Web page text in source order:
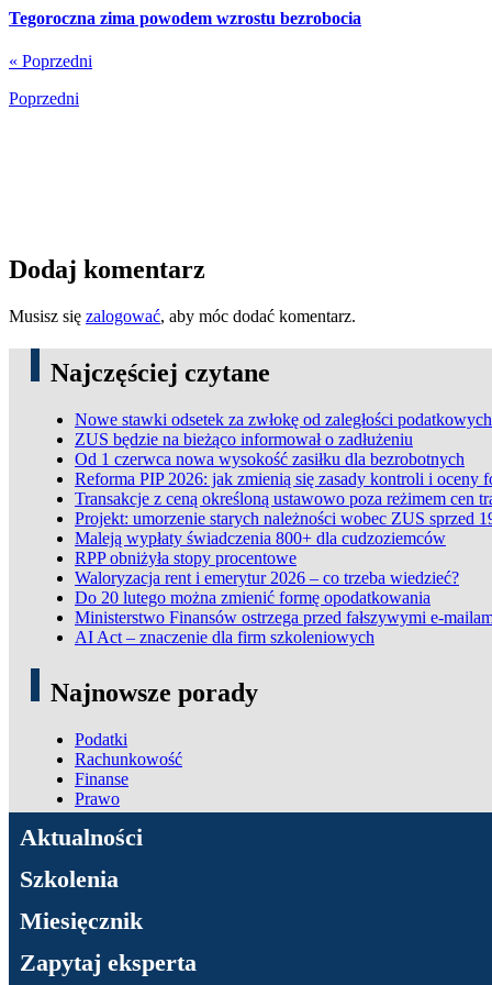
Tegoroczna zima powodem wzrostu bezrobocia
« Poprzedni
Poprzedni
Dodaj komentarz
Musisz się zalogować, aby móc dodać komentarz.
Najczęściej czytane
Nowe stawki odsetek za zwłokę od zaległości
ZUS będzie na bieżąco informował o zadłużeniu
Od 1 czerwca nowa wysokość zasiłku dla bezrobotnych
Reforma PIP 2026: jak zmienią się zasady kontroli i oceny
Transakcje z ceną określoną ustawowo poza reżimem cen
Projekt: umorzenie starych należności wobec ZUS sprzed
Maleją wypłaty świadczenia 800+ dla cudzoziemców
RPP obniżyła stopy procentowe
Waloryzacja rent i emerytur 2026 – co trzeba wiedzieć?
Do 20 lutego można zmienić formę opodatkowania
Ministerstwo Finansów ostrzega przed fałszywymi e-
AI Act – znaczenie dla firm szkoleniowych
Najnowsze porady
Podatki
Rachunkowość
Finanse
Prawo
ADN Podatki
Aktualności
Szkolenia
Miesięcznik
Zapytaj eksperta